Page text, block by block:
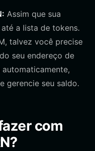
Assim que sua
a lista de tokens.
talvez você precise
seu endereço de
gerencie seu saldo.
com